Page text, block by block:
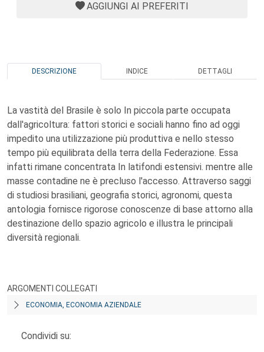
AGGIUNGI AI PREFERITI
DESCRIZIONE INDICE DETTAGLI
La vastità del Brasile è solo In piccola parte occupata
dall'agricoltura: fattori storici e sociali hanno fino ad oggi
impedito una utilizzazione più produttiva e nello stesso
tempo più equilibrata della terra della Federazione. Essa
infatti rimane concentrata In latifondi estensivi. mentre alle
masse contadine ne è precluso l'accesso. Attraverso saggi
di studiosi brasiliani, geografia storici, agronomi, questa
antologia fornisce rigorose conoscenze di base attorno alla
destinazione dello spazio agricolo e illustra le principali
diversità regionali.
ARGOMENTI COLLEGATI
ECONOMIA, ECONOMIA AZIENDALE
Condividi su: